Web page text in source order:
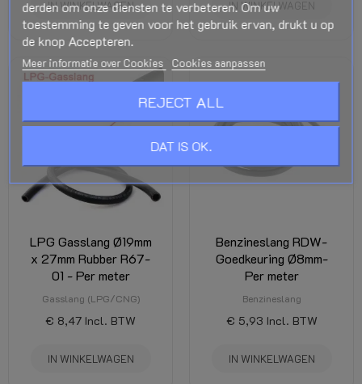
IN WINKELWAGEN IN WINKELWAGEN
LPG Gasslang Ø19mm
x 27mm Rubber R67-
01 - Per meter
Gasslang (LPG/CNG)
€ 8,47 Incl. BTW
IN WINKELWAGEN
Benzineslang RDW-
Goedkeuring Ø8mm-
Per meter
Benzineslang
€ 5,93 Incl. BTW
IN WINKELWAGEN
derden om onze diensten te verbeteren. Om uw
toestemming te geven voor het gebruik ervan, drukt u op
de knop Accepteren.
Meer informatie over Cookies Cookies aanpassen
REJECT ALL
DAT IS OK.